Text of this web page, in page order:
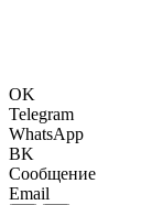
OK
Telegram
WhatsApp
BK
Сообщение
Email